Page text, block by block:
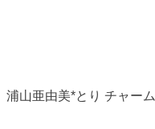
浦山亜由美*とり チャーム